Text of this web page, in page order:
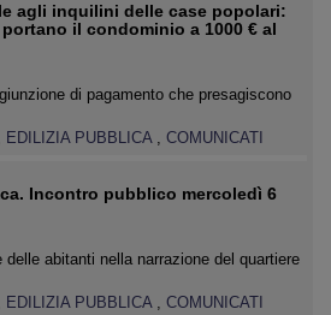
agli inquilini delle case popolari:
il condominio a 1000 € al
di pagamento che presagiscono
EDILIZIA PUBBLICA , COMUNICATI
Incontro pubblico mercoledì 6
delle abitanti nella narrazione del quartiere
EDILIZIA PUBBLICA , COMUNICATI